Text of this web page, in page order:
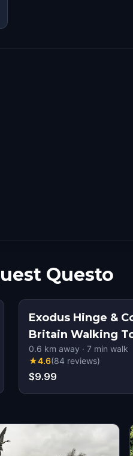
Questo
Exodus Hinge &
Britain Walking
0.6 km away · 7 min walk
★4.6(84 reviews)
$9.99